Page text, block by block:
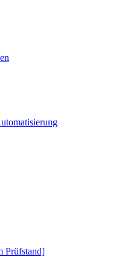
Prüfstand]